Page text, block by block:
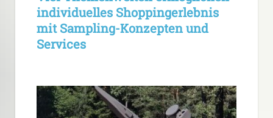
individuelles Shoppingerlebnis
mit Sampling-Konzepten und
Services